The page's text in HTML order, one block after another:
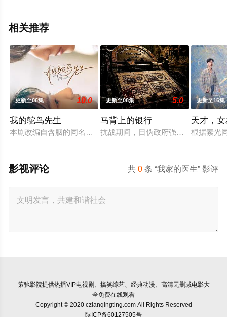
相关推荐
更新至06集 10.0
我的鸵鸟先生
本剧改编自含胭的同名小说，讲述了邻家女孩庞倩（苏晓彤 饰
更新至08集 5.0
马背上的银行
抗战期间，日伪政府强行推广、使用
更新至16集
天才，
根据素光
共0 条 “我家的医生” 影评
影视评论
策驰影院提供热播VIP电视剧、搞笑综艺、经典动漫、高清无删减电影大
全免费在线观看
Copyright © 2020 czlanqingting.com All Rights Reserved
陕ICP备60127505号